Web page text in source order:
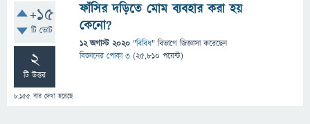
+15
টি ভোট
2
টি উত্তর
8,155 বার দেখা হয়েছে
ফাঁসির দড়িতে মোম ব্যবহার করা হয়
কেনো?
12 অগাস্ট 2020 "বিবিধ" বিভাগে জিজ্ঞাসাকরেছেন
বিজ্ঞানের পোকা ৩ (25,810 পয়েন্ট)